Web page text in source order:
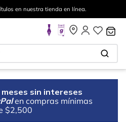
en nuestra tienda en línea.
meses sin intereses
en compras mínimas
$2,500